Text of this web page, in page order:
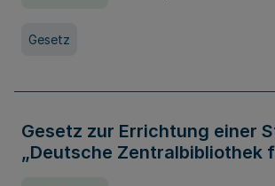
Gesetz
Gesetz zur Errichtung einer
„Deutsche Zentralbibliothek